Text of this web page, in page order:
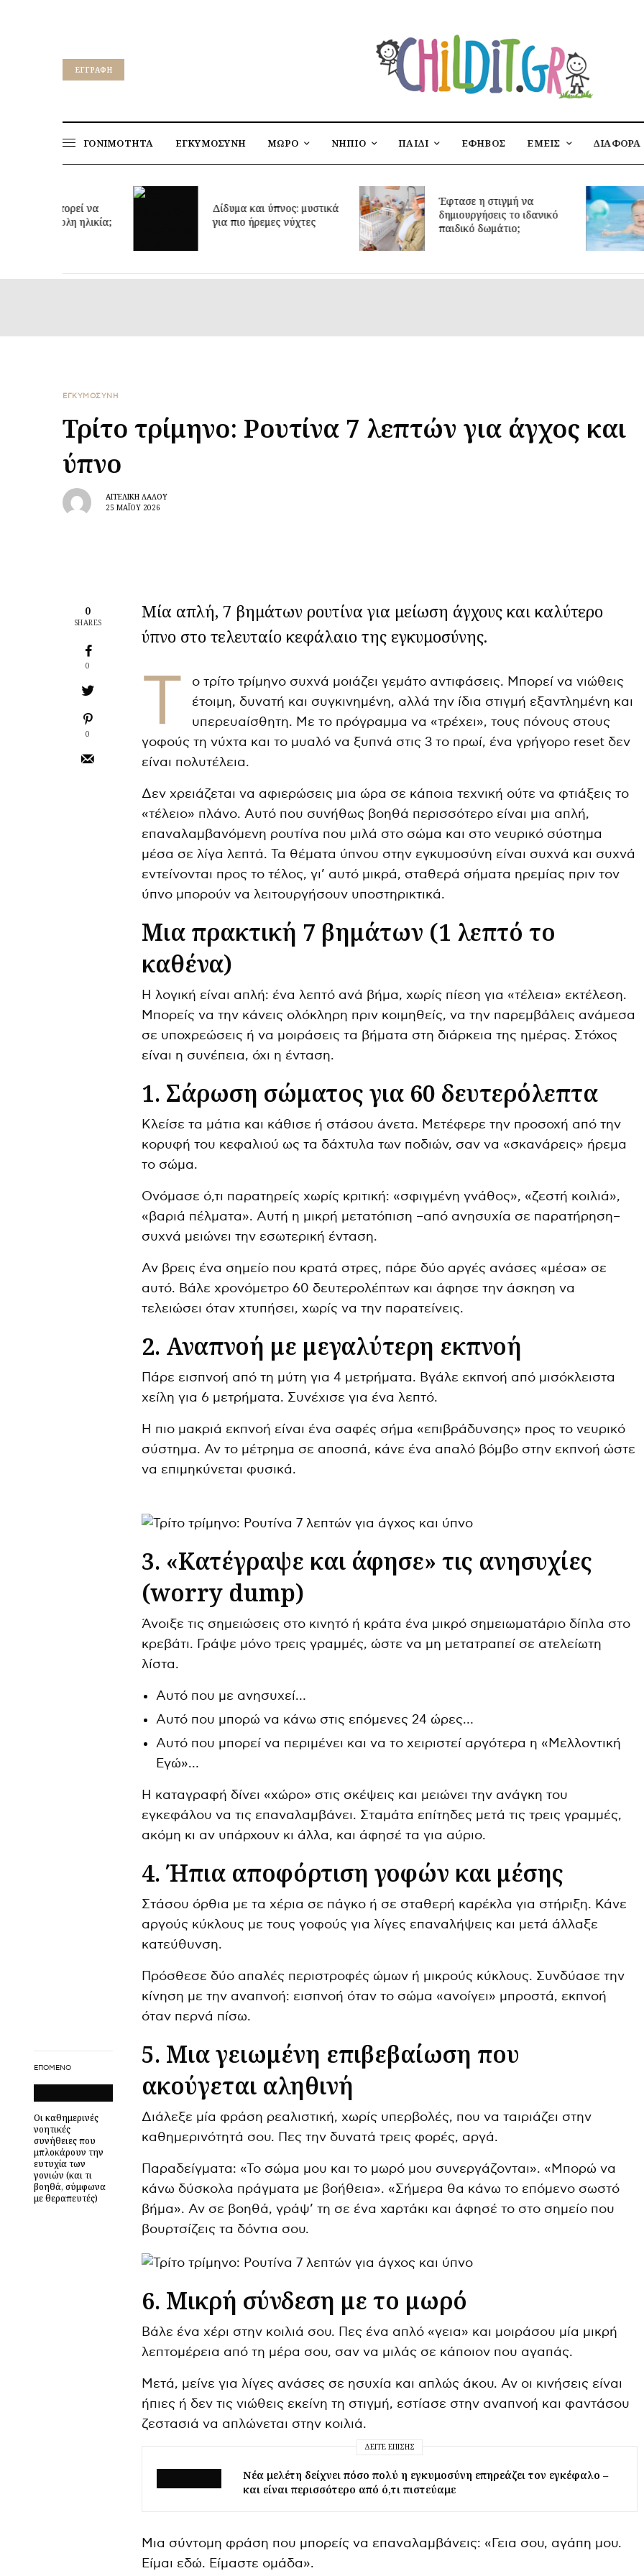
EΓΓΡΑΦΉ
ΓΟΝΙΜΟΤΗΤΑ ΕΓΚΥΜΟΣΥΝΗ ΜΩΡΟ ΝΗΠΙΟ ΠΑΙΔΙ ΕΦΗΒΟΣ ΕΜΕΙΣ ΔΙΑΦΟΡΑ
Δίδυμα και ύπνος: μυστικά
για πιο ήρεμες νύχτες
Έφτασε η στιγμή να
δημιουργήσεις το ιδανικό
παιδικό δωμάτιο;
βρέφη και
ανάπτυξη:
έρευνα
ΕΓΚΥΜΟΣΥΝΗ
Τρίτο τρίμηνο: Ρουτίνα 7 λεπτών για άγχος και
ύπνο
ΑΓΓΕΛΙΚΉ ΛΆΛΟΥ
25 ΜΑΪ́ΟΥ 2026
0
SHARES
0
0
ΕΠΌΜΕΝΟ
Οι καθημερινές
νοητικές
συνήθειες που
μπλοκάρουν την
ευτυχία των
γονιών (και τι
βοηθά, σύμφωνα
με θεραπευτές)
Μία απλή, 7 βημάτων ρουτίνα για μείωση άγχους και καλύτερο
ύπνο στο τελευταίο κεφάλαιο της εγκυμοσύνης.
Τ
ο τρίτο τρίμηνο συχνά μοιάζει γεμάτο αντιφάσεις. Μπορεί να νιώθεις
έτοιμη, δυνατή και συγκινημένη, αλλά την ίδια στιγμή εξαντλημένη και
υπερευαίσθητη. Με το πρόγραμμα να «τρέχει», τους πόνους στους
γοφούς τη νύχτα και το μυαλό να ξυπνά στις 3 το πρωί, ένα γρήγορο reset δεν
είναι πολυτέλεια.
Δεν χρειάζεται να αφιερώσεις μια ώρα σε κάποια τεχνική ούτε να φτιάξεις το
«τέλειο» πλάνο. Αυτό που συνήθως βοηθά περισσότερο είναι μια απλή,
επαναλαμβανόμενη ρουτίνα που μιλά στο σώμα και στο νευρικό σύστημα
μέσα σε λίγα λεπτά. Τα θέματα ύπνου στην εγκυμοσύνη είναι συχνά και συχνά
εντείνονται προς το τέλος, γι’ αυτό μικρά, σταθερά σήματα ηρεμίας πριν τον
ύπνο μπορούν να λειτουργήσουν υποστηρικτικά.
Μια πρακτική 7 βημάτων (1 λεπτό το
καθένα)
Η λογική είναι απλή: ένα λεπτό ανά βήμα, χωρίς πίεση για «τέλεια» εκτέλεση.
Μπορείς να την κάνεις ολόκληρη πριν κοιμηθείς, να την παρεμβάλεις ανάμεσα
σε υποχρεώσεις ή να μοιράσεις τα βήματα στη διάρκεια της ημέρας. Στόχος
είναι η συνέπεια, όχι η ένταση.
1. Σάρωση σώματος για 60 δευτερόλεπτα
Κλείσε τα μάτια και κάθισε ή στάσου άνετα. Μετέφερε την προσοχή από την
κορυφή του κεφαλιού ως τα δάχτυλα των ποδιών, σαν να «σκανάρεις» ήρεμα
το σώμα.
Ονόμασε ό,τι παρατηρείς χωρίς κριτική: «σφιγμένη γνάθος», «ζεστή κοιλιά»,
«βαριά πέλματα». Αυτή η μικρή μετατόπιση –από ανησυχία σε παρατήρηση–
συχνά μειώνει την εσωτερική ένταση.
Αν βρεις ένα σημείο που κρατά στρες, πάρε δύο αργές ανάσες «μέσα» σε
αυτό. Βάλε χρονόμετρο 60 δευτερολέπτων και άφησε την άσκηση να
τελειώσει όταν χτυπήσει, χωρίς να την παρατείνεις.
2. Αναπνοή με μεγαλύτερη εκπνοή
Πάρε εισπνοή από τη μύτη για 4 μετρήματα. Βγάλε εκπνοή από μισόκλειστα
χείλη για 6 μετρήματα. Συνέχισε για ένα λεπτό.
Η πιο μακριά εκπνοή είναι ένα σαφές σήμα «επιβράδυνσης» προς το νευρικό
σύστημα. Αν το μέτρημα σε αποσπά, κάνε ένα απαλό βόμβο στην εκπνοή ώστε
να επιμηκύνεται φυσικά.
3. «Κατέγραψε και άφησε» τις ανησυχίες
(worry dump)
Άνοιξε τις σημειώσεις στο κινητό ή κράτα ένα μικρό σημειωματάριο δίπλα στο
κρεβάτι. Γράψε μόνο τρεις γραμμές, ώστε να μη μετατραπεί σε ατελείωτη
λίστα.
Αυτό που με ανησυχεί…
Αυτό που μπορώ να κάνω στις επόμενες 24 ώρες…
Αυτό που μπορεί να περιμένει και να το χειριστεί αργότερα η «Μελλοντική
Εγώ»…
Η καταγραφή δίνει «χώρο» στις σκέψεις και μειώνει την ανάγκη του
εγκεφάλου να τις επαναλαμβάνει. Σταμάτα επίτηδες μετά τις τρεις γραμμές,
ακόμη κι αν υπάρχουν κι άλλα, και άφησέ τα για αύριο.
4. Ήπια αποφόρτιση γοφών και μέσης
Στάσου όρθια με τα χέρια σε πάγκο ή σε σταθερή καρέκλα για στήριξη. Κάνε
αργούς κύκλους με τους γοφούς για λίγες επαναλήψεις και μετά άλλαξε
κατεύθυνση.
Πρόσθεσε δύο απαλές περιστροφές ώμων ή μικρούς κύκλους. Συνδύασε την
κίνηση με την αναπνοή: εισπνοή όταν το σώμα «ανοίγει» μπροστά, εκπνοή
όταν περνά πίσω.
5. Μια γειωμένη επιβεβαίωση που
ακούγεται αληθινή
Διάλεξε μία φράση ρεαλιστική, χωρίς υπερβολές, που να ταιριάζει στην
καθημερινότητά σου. Πες την δυνατά τρεις φορές, αργά.
Παραδείγματα: «Το σώμα μου και το μωρό μου συνεργάζονται». «Μπορώ να
κάνω δύσκολα πράγματα με βοήθεια». «Σήμερα θα κάνω το επόμενο σωστό
βήμα». Αν σε βοηθά, γράψ’ τη σε ένα χαρτάκι και άφησέ το στο σημείο που
βουρτσίζεις τα δόντια σου.
6. Μικρή σύνδεση με το μωρό
Βάλε ένα χέρι στην κοιλιά σου. Πες ένα απλό «γεια» και μοιράσου μία μικρή
λεπτομέρεια από τη μέρα σου, σαν να μιλάς σε κάποιον που αγαπάς.
Μετά, μείνε για λίγες ανάσες σε ησυχία και απλώς άκου. Αν οι κινήσεις είναι
ήπιες ή δεν τις νιώθεις εκείνη τη στιγμή, εστίασε στην αναπνοή και φαντάσου
ζεστασιά να απλώνεται στην κοιλιά.
ΔΕΊΤΕ ΕΠΊΣΗΣ
Νέα μελέτη δείχνει πόσο πολύ η εγκυμοσύνη επηρεάζει τον εγκέφαλο –
και είναι περισσότερο από ό,τι πιστεύαμε
Μια σύντομη φράση που μπορείς να επαναλαμβάνεις: «Γεια σου, αγάπη μου.
Είμαι εδώ. Είμαστε ομάδα».